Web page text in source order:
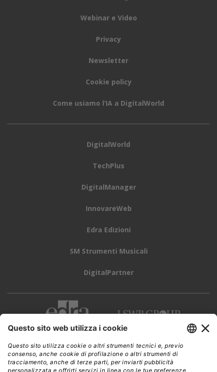
Webinar e Video
Privacy
Newsletter
Cookie policy
Come usiamo l’IA a DigitalWorld
DigitalWorld
TechPlus
DigitalManager
InnovareWeb
Edra Edizioni
SM Strumenti Musicali
DigitalPartner
CWI è una testata giornalistica diEdra Edizioni s.r.l.
Direzione, amministrazione, redazione, pubblicità
Viale Enrico Forlanini 21 - 20134 Milano